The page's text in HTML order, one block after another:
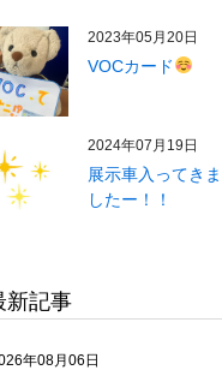
2023年05月20日
VOCカード
2024年07月19日
展示車入ってきま
したー！！
新記事
年08月06日